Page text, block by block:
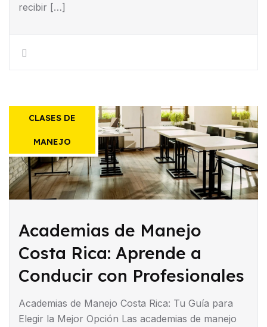
recibir […]
CLASES DE
MANEJO
Academias de Manejo
Costa Rica: Aprende a
Conducir con Profesionales
Academias de Manejo Costa Rica: Tu Guía para
Elegir la Mejor Opción Las academias de manejo